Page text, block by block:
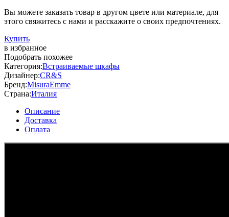
Вы можете заказать товар в другом цвете или материале, для
этого свяжитесь с нами и расскажите о своих предпочтениях.
Купить
в избранное
Подобрать похожее
Категория:Встраиваемые шкафы
Дизайнер:CR&S
Бренд:MisuraEmme
Страна:Италия
Описание
Доставка
Оплата